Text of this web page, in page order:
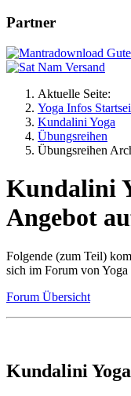
Partner
Aktuelle Seite:
Yoga Infos
Kundalini Yoga
Übungsreihen
Übungsreihen
Kundalini
Angebot
Folgende (zum Teil)
sich im Forum von
Forum Übersicht
Kundalini